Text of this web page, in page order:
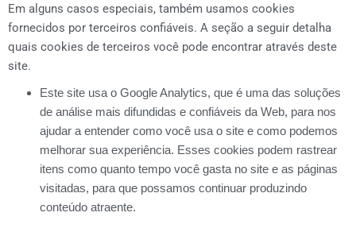
Em alguns casos especiais, também usamos cookies
fornecidos por terceiros confiáveis. A seção a seguir detalha
quais cookies de terceiros você pode encontrar através deste
site.
Este site usa o Google Analytics, que é uma das soluções
de análise mais difundidas e confiáveis ​​da Web, para nos
ajudar a entender como você usa o site e como podemos
melhorar sua experiência. Esses cookies podem rastrear
itens como quanto tempo você gasta no site e as páginas
visitadas, para que possamos continuar produzindo
conteúdo atraente.